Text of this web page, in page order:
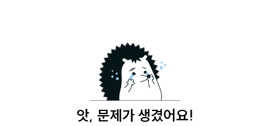
앗, 문제가 생겼어요!